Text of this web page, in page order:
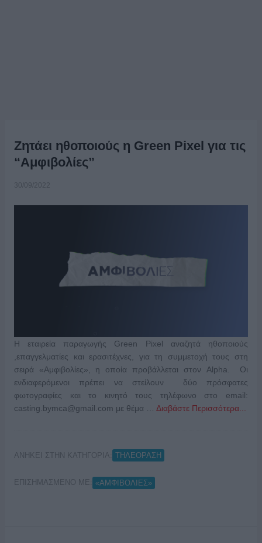
Ζητάει ηθοποιούς η Green Pixel για τις
“Αμφιβολίες”
30/09/2022
H εταιρεία παραγωγής Green Pixel αναζητά ηθοποιούς
,επαγγελματίες και ερασιτέχνες, για τη συμμετοχή τους στη
σειρά «Αμφιβολίες», η οποία προβάλλεται στον Alpha. Οι
ενδιαφερόμενοι πρέπει να στείλουν δύο πρόσφατες
φωτογραφίες και το κινητό τους τηλέφωνο στο email:
casting.bymca@gmail.com με θέμα … Διαβάστε Περισσότερα...
ΑΝΗΚΕΙ ΣΤΗΝ ΚΑΤΗΓΟΡΙΑ: ΤΗΛΕΟΡΑΣΗ
ΕΠΙΣΗΜΑΣΜΕΝΟ ΜΕ: «ΑΜΦΙΒΟΛΙΕΣ»